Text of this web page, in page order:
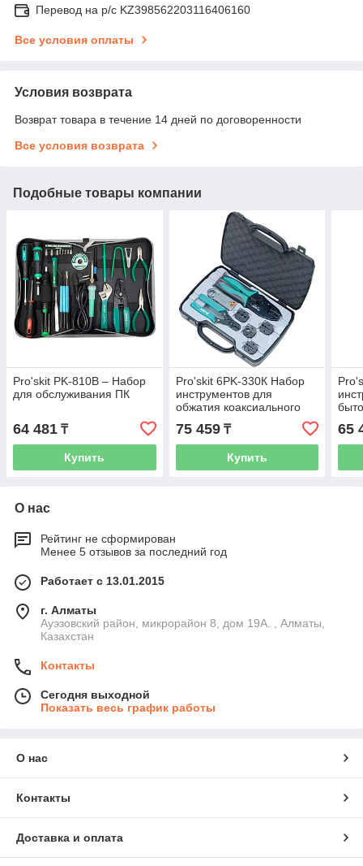
Перевод на р/с KZ398562203116406160
Все условия оплаты
Условия возврата
Возврат товара в течение 14 дней по договоренности
Все условия возврата
Подобные товары компании
Pro'skit PK-810B – Набор
для обслуживания ПК
64 481 ₸
Купить
Pro'skit 6PK-330К Набор
инструментов для
обжатия коаксиального
75 459₸
Купить
65
О нас
Рейтинг не сформирован
Менее 5 отзывов за последний год
Работает с 13.01.2015
г. Алматы
Ауэзовский район, микрорайон 8, дом 19А. , Алматы,
Казахстан
Контакты
Сегодня выходной
Показать весь график работы
О нас
Контакты
Доставка и оплата